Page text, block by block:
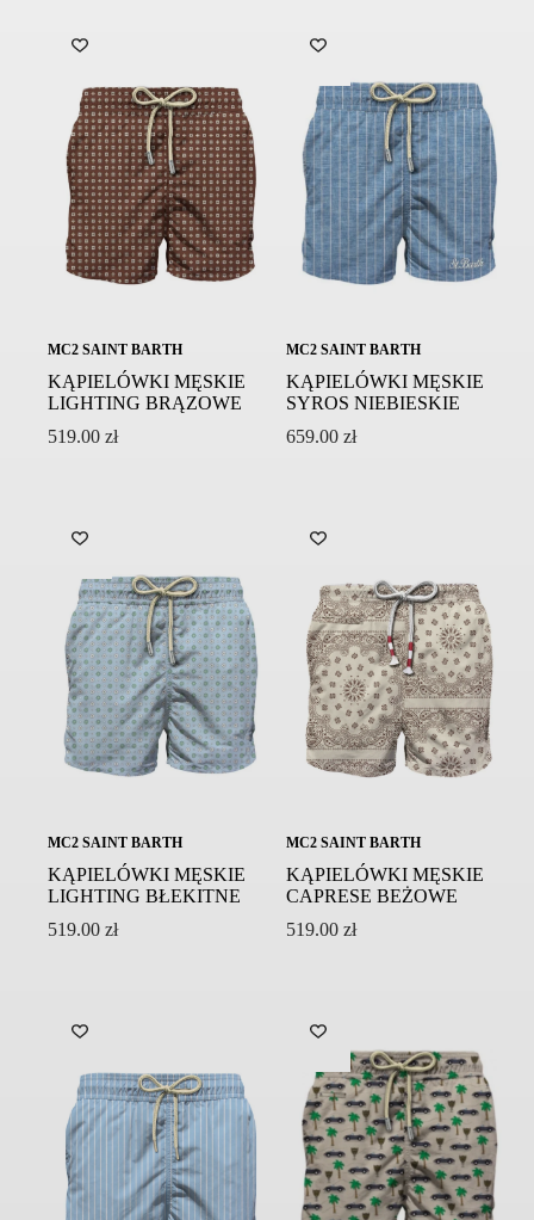
MC2 SAINT BARTH
KĄPIELÓWKI MĘSKIE
LIGHTING BRĄZOWE
519.00 zł
MC2 SAINT BARTH
KĄPIELÓWKI MĘSKIE
SYROS NIEBIESKIE
659.00zł
MC2 SAINT BARTH
KĄPIELÓWKI MĘSKIE
LIGHTING BŁEKITNE
519.00 zł
MC2 SAINT BARTH
KĄPIELÓWKI MĘSKIE
CAPRESE BEŻOWE
519.00zł